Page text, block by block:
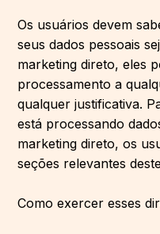
Os usuários devem
seus dados pessoais
marketing direto, eles
processamento a
qualquer justificativa.
está processando
marketing direto, os
seções relevantes
Como exercer esses